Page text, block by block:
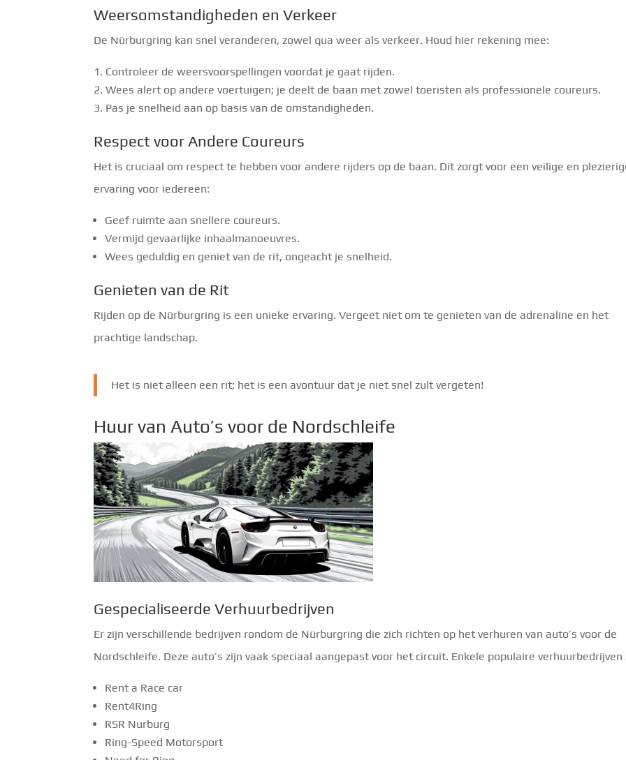
Weersomstandigheden en Verkeer
De Nürburgring kan snel veranderen, zowel qua weer als verkeer. Houd hier rekening mee:
Controleer de weersvoorspellingen voordat je gaat rijden.
Wees alert op andere voertuigen; je deelt de baan met zowel toeristen als professionele coureurs.
Pas je snelheid aan op basis van de omstandigheden.
Respect voor Andere Coureurs
Het is cruciaal om respect te hebben voor andere rijders op de baan. Dit zorgt voor een veilige en
ervaring voor iedereen:
Geef ruimte aan snellere coureurs.
Vermijd gevaarlijke inhaalmanoeuvres.
Wees geduldig en geniet van de rit, ongeacht je snelheid.
Genieten van de Rit
Rijden op de Nürburgring is een unieke ervaring. Vergeet niet om te genieten van de adrenaline en het
prachtige landschap.
Het is niet alleen een rit; het is een avontuur dat je niet snel zult vergeten!
Huur van Auto’s voor de Nordschleife
Gespecialiseerde Verhuurbedrijven
Er zijn verschillende bedrijven rondom de Nürburgring die zich richten op het verhuren van auto’s voor de
Nordschleife. Deze auto’s zijn vaak speciaal aangepast voor het circuit. Enkele populaire verhuurbedrijven
Rent a Race car
Rent4Ring
RSR Nurburg
Ring-Speed Motorsport